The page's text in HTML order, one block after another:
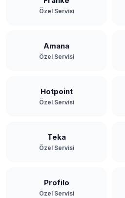
Özel Servisi
Amana
Özel Servisi
Hotpoint
Özel Servisi
Teka
Özel Servisi
Profilo
Özel Servisi